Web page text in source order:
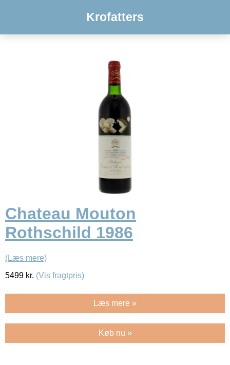
Krofatters
Chateau Mouton
Rothschild 1986
(Læs mere)
5499 kr. (Vis fragtpris)
Læs mere »
Køb nu »